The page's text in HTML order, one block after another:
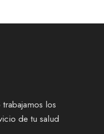
los
de tu salud